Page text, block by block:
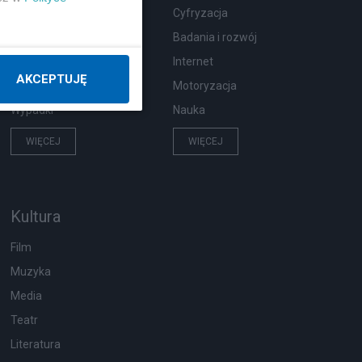
Ekologia
Wypadki
WIĘCEJ
Cyfryzacja
Badania i rozwój
Internet
Motoryzacja
Nauka
WIĘCEJ
Kultura
Film
Muzyka
Media
Teatr
Literatura
AKCEPTUJĘ